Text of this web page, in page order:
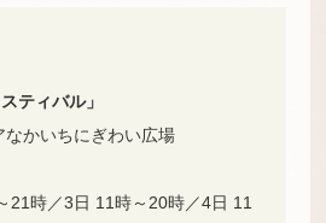
ティバル」
かいちにぎわい広場
時／3日 11時～20時／4日 11